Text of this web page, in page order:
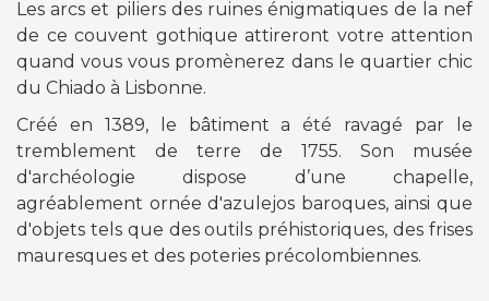
Les arcs et piliers des ruines énigmatiques de la nef
de ce couvent gothique attireront votre attention
quand vous vous promènerez dans le quartier chic
du Chiado à Lisbonne.
Créé en 1389, le bâtiment a été ravagé par le
tremblement de terre de 1755. Son musée
d'archéologie dispose d’une chapelle,
agréablement ornée d'azulejos baroques, ainsi que
d'objets tels que des outils préhistoriques, des frises
mauresques et des poteries précolombiennes.